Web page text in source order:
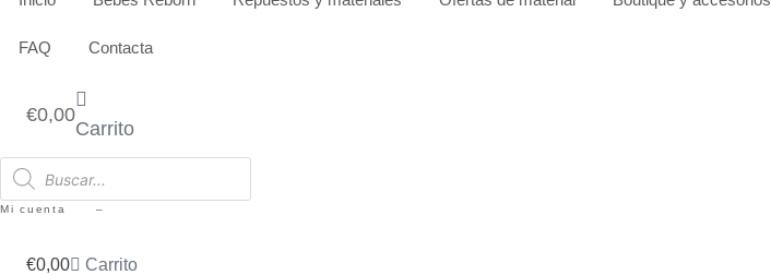
FAQ Contacta
€0,00
Carrito
Búsqueda
de
productos
Mi cuenta –
€0,00 Carrito